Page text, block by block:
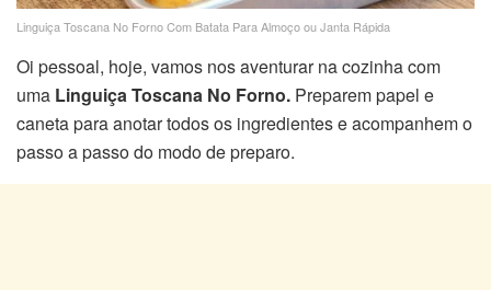
Linguiça Toscana No Forno Com Batata Para Almoço ou Janta Rápida
Oi pessoal, hoje, vamos nos aventurar na cozinha com
uma Linguiça Toscana No Forno. Preparem papel e
caneta para anotar todos os ingredientes e acompanhem o
passo a passo do modo de preparo.